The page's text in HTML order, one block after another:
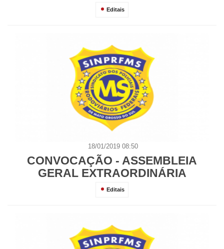
Editais
18/01/2019 08:50
CONVOCAÇÃO - ASSEMBLEIA
GERAL EXTRAORDINÁRIA
Editais